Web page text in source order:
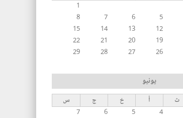
1
5
6
7
8
12
13
14
15
19
20
21
22
26
27
28
29
يونيو
ث أ خ ج
س
4
5
6
7